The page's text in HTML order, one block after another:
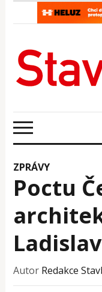
ZPRÁVY
Poctu
Autor Redakce